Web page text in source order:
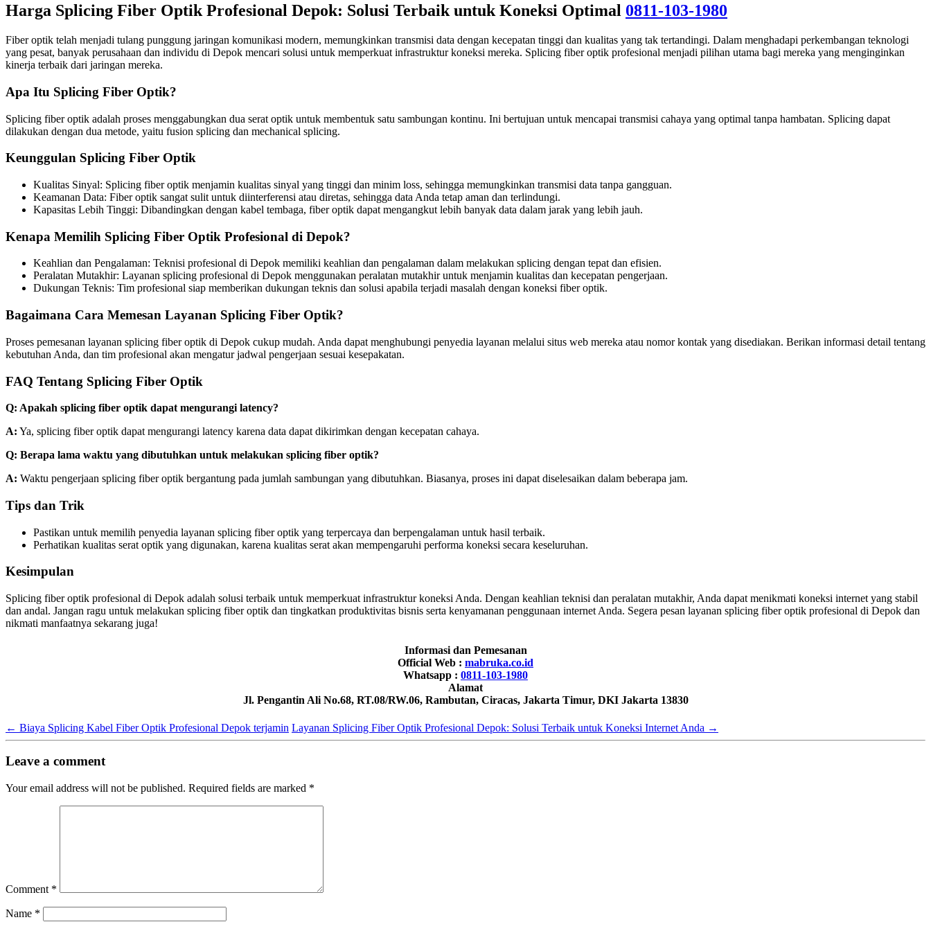
Harga Splicing Fiber Optik Profesional Depok: Solusi Terbaik untuk Koneksi Optimal 0811-103-1980
Fiber optik telah menjadi tulang punggung jaringan komunikasi modern, memungkinkan transmisi data dengan kecepatan tinggi dan kualitas yang tak tertandingi. Dalam menghadapi perkembangan teknologi
yang pesat, banyak perusahaan dan individu di Depok mencari solusi untuk memperkuat infrastruktur koneksi mereka. Splicing fiber optik profesional menjadi pilihan utama bagi mereka yang menginginkan
kinerja terbaik dari jaringan mereka.
Apa Itu Splicing Fiber Optik?
Splicing fiber optik adalah proses menggabungkan dua serat optik untuk membentuk satu sambungan kontinu. Ini bertujuan untuk mencapai transmisi cahaya yang optimal tanpa hambatan. Splicing dapat
dilakukan dengan dua metode, yaitu fusion splicing dan mechanical splicing.
Keunggulan Splicing Fiber Optik
Kualitas Sinyal: Splicing fiber optik menjamin kualitas sinyal yang tinggi dan minim loss, sehingga memungkinkan transmisi data tanpa gangguan.
Keamanan Data: Fiber optik sangat sulit untuk diinterferensi atau diretas, sehingga data Anda tetap aman dan terlindungi.
Kapasitas Lebih Tinggi: Dibandingkan dengan kabel tembaga, fiber optik dapat mengangkut lebih banyak data dalam jarak yang lebih jauh.
Kenapa Memilih Splicing Fiber Optik Profesional di Depok?
Keahlian dan Pengalaman: Teknisi profesional di Depok memiliki keahlian dan pengalaman dalam melakukan splicing dengan tepat dan efisien.
Peralatan Mutakhir: Layanan splicing profesional di Depok menggunakan peralatan mutakhir untuk menjamin kualitas dan kecepatan pengerjaan.
Dukungan Teknis: Tim profesional siap memberikan dukungan teknis dan solusi apabila terjadi masalah dengan koneksi fiber optik.
Bagaimana Cara Memesan Layanan Splicing Fiber Optik?
Proses pemesanan layanan splicing fiber optik di Depok cukup mudah. Anda dapat menghubungi penyedia layanan melalui situs web mereka atau nomor kontak yang disediakan. Berikan informasi detail tentang
kebutuhan Anda, dan tim profesional akan mengatur jadwal pengerjaan sesuai kesepakatan.
FAQ Tentang Splicing Fiber Optik
Q: Apakah splicing fiber optik dapat mengurangi latency?
A: Ya, splicing fiber optik dapat mengurangi latency karena data dapat dikirimkan dengan kecepatan cahaya.
Q: Berapa lama waktu yang dibutuhkan untuk melakukan splicing fiber optik?
A: Waktu pengerjaan splicing fiber optik bergantung pada jumlah sambungan yang dibutuhkan. Biasanya, proses ini dapat diselesaikan dalam beberapa jam.
Tips dan Trik
Pastikan untuk memilih penyedia layanan splicing fiber optik yang terpercaya dan berpengalaman untuk hasil terbaik.
Perhatikan kualitas serat optik yang digunakan, karena kualitas serat akan mempengaruhi performa koneksi secara keseluruhan.
Kesimpulan
Splicing fiber optik profesional di Depok adalah solusi terbaik untuk memperkuat infrastruktur koneksi Anda. Dengan keahlian teknisi dan peralatan mutakhir, Anda dapat menikmati koneksi internet yang stabil
dan andal. Jangan ragu untuk melakukan splicing fiber optik dan tingkatkan produktivitas bisnis serta kenyamanan penggunaan internet Anda. Segera pesan layanan splicing fiber optik profesional di Depok dan
nikmati manfaatnya sekarang juga!
Informasi dan Pemesanan
Official Web : mabruka.co.id
Whatsapp : 0811-103-1980
Alamat
Jl. Pengantin Ali No.68, RT.08/RW.06, Rambutan, Ciracas, Jakarta Timur, DKI Jakarta 13830
← Biaya Splicing Kabel Fiber Optik Profesional Depok terjamin Layanan Splicing Fiber Optik Profesional Depok: Solusi Terbaik untuk Koneksi Internet Anda →
Leave a comment
Your email address will not be published. Required fields are marked *
Comment *
Name *